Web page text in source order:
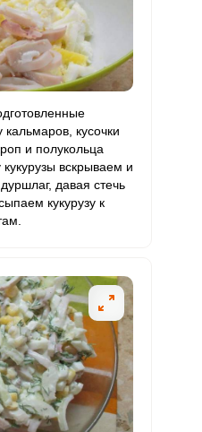
кусочки
и полукольца
кукурузы вскрываем и
давая стечь
кукурузу к